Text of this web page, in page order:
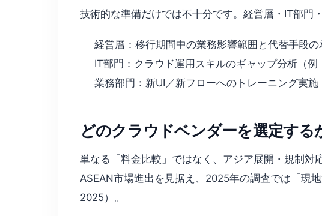
技術的な準備だけでは不十分です。経営層・IT部門
経営層：移行期間中の業務影響範囲と代替手段
IT部門：クラウド運用スキルのギャップ分析（例
業務部門：新UI／新フローへのトレーニング実施
どのクラウドベンダーを選定する
単なる「料金比較」ではなく、アジア展開・規制対
ASEAN市場進出を見据え、2025年の調査では「現
2025）。